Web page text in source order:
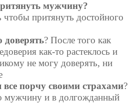
мужчину?
чтобы притянуть достойного
доверять? После того как
как-то растеклось и
не могу доверять, ни
все порчу своими страхами?
мужчину и в долгожданный